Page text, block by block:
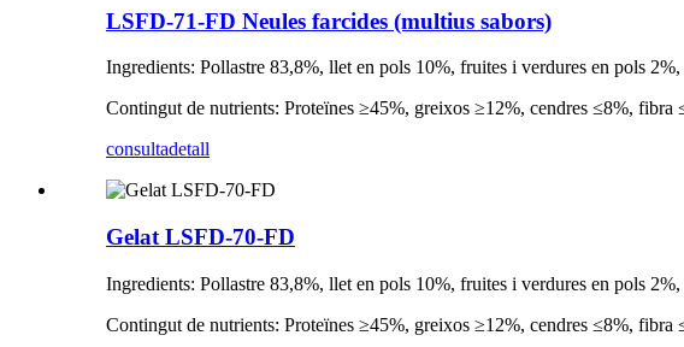
LSFD-71-FD Neules farcides (multius sabors)
Ingredients: Pollastre 83,8%, llet en pols 10%, fruites i verdures en pols
Contingut de nutrients: Proteïnes ≥45%, greixos ≥12%, cendres ≤8%, fibra
consultadetall
Gelat LSFD-70-FD
Ingredients: Pollastre 83,8%, llet en pols 10%, fruites i verdures en pols
Contingut de nutrients: Proteïnes ≥45%, greixos ≥12%, cendres ≤8%, fibra